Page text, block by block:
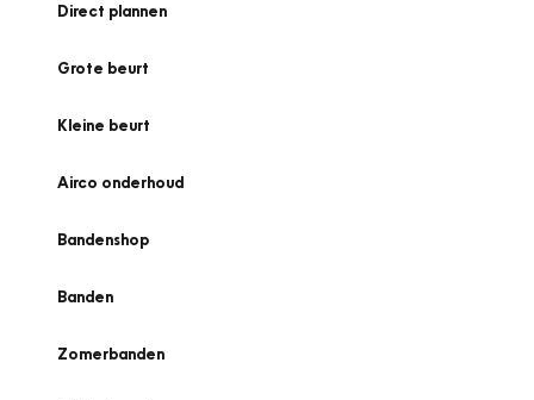
Direct plannen
Grote beurt
Kleine beurt
Airco onderhoud
Bandenshop
Banden
Zomerbanden